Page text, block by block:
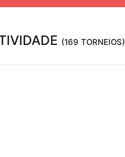
(169 TORNEIOS)